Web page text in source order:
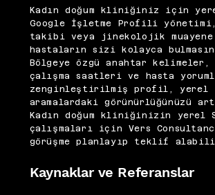
Kaynaklar ve Referanslar
Kadın doğum kliniğiniz için
Google İşletme Profili
takibi veya jinekolojik muayene
hastaların sizi kolayca
Bölgeye özgü anahtar kelimeler,
çalışma saatleri ve hasta
zenginleştirilmiş profil, yerel
aramalardaki görünürlüğünüzü
Kadın doğum kliniğinizin yerel
çalışmaları için Vers
görüşme planlayıp teklif